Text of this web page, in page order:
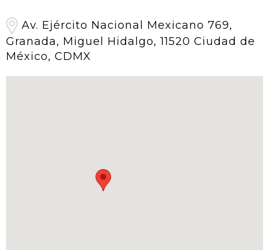
Av. Ejército Nacional Mexicano 769,
Granada, Miguel Hidalgo, 11520 Ciudad de
México, CDMX